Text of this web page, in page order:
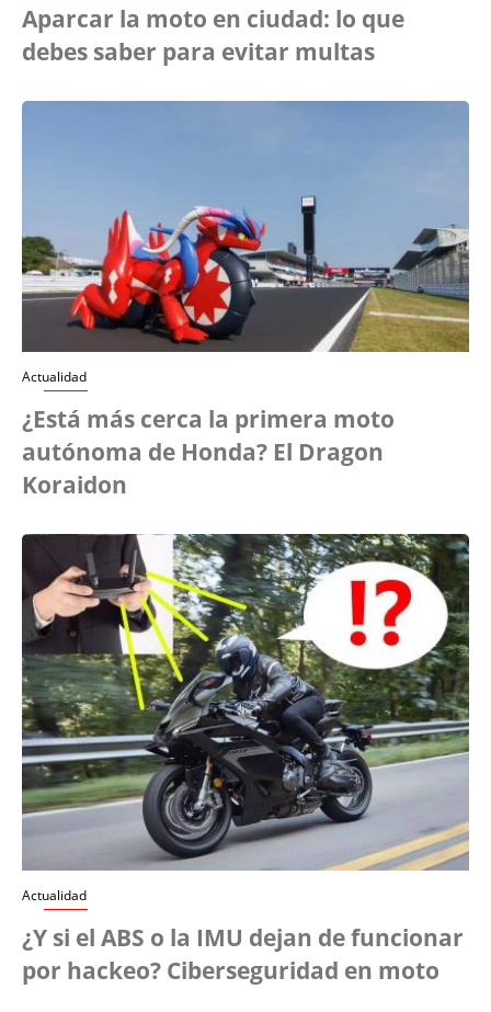
Aparcar la moto en ciudad: lo que
debes saber para evitar multas
Actualidad
¿Está más cerca la primera moto
autónoma de Honda? El Dragon
Koraidon
Actualidad
¿Y si el ABS o la IMU dejan de funcionar
por hackeo? Ciberseguridad en moto